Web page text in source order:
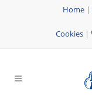
Home |
Cookies|